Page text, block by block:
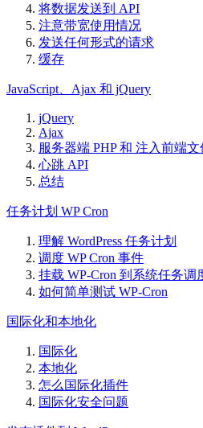
将数据发送到 API
注意带宽使用情况
发送任何形式的请求
缓存
JavaScript、Ajax 和 jQuery
jQuery
Ajax
服务器端 PHP 和 注入前端文
心跳 API
总结
任务计划 WP Cron
理解 WordPress 任务计划
调度 WP Cron 事件
挂载 WP-Cron 到系统任务调
如何简单测试 WP-Cron
国际化和本地化
国际化
本地化
怎么国际化插件
国际化安全问题